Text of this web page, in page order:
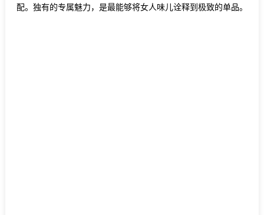
配。独有的专属魅力，是最能够将女人味儿诠释到极致的单品。